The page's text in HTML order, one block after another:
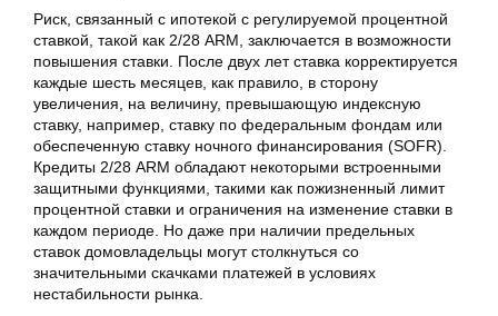
Риск, связанный с ипотекой с регулируемой процентной
ставкой, такой как 2/28 ARM, заключается в возможности
повышения ставки. После двух лет ставка корректируется
каждые шесть месяцев, как правило, в сторону
увеличения, на величину, превышающую индексную
ставку, например, ставку по федеральным фондам или
обеспеченную ставку ночного финансирования (SOFR).
Кредиты 2/28 ARM обладают некоторыми встроенными
защитными функциями, такими как пожизненный лимит
процентной ставки и ограничения на изменение ставки в
каждом периоде. Но даже при наличии предельных
ставок домовладельцы могут столкнуться со
значительными скачками платежей в условиях
нестабильности рынка.